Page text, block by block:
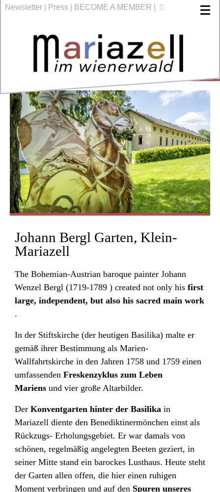
Newsletter Press BECOME A MEMBER
Johann Bergl Garten, Klein-
Mariazell
The Bohemian-Austrian baroque painter Johann
Wenzel Bergl (1719-1789 ) created not only his first
large, independent, but also his sacred main work
.
In der Stiftskirche (der heutigen Basilika) malte er
gemäß ihrer Bestimmung als Marien-
Wallfahrtskirche in den Jahren 1758 und 1759 einen
umfassenden Freskenzyklus zum Leben
Mariens und vier große Altarbilder.
Der Konventgarten hinter der Basilika in
Mariazell diente den Benediktinermönchen einst als
Rückzugs- Erholungsgebiet. Er war damals von
schönen, regelmäßig angelegten Beeten geziert, in
seiner Mitte stand ein barockes Lusthaus. Heute steht
der Garten allen offen, die hier einen ruhigen
Moment verbringen und auf den Spuren unseres